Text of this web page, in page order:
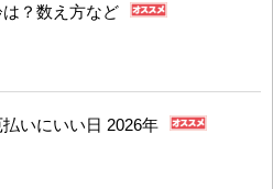
？数え方など
いにいい日 2026年